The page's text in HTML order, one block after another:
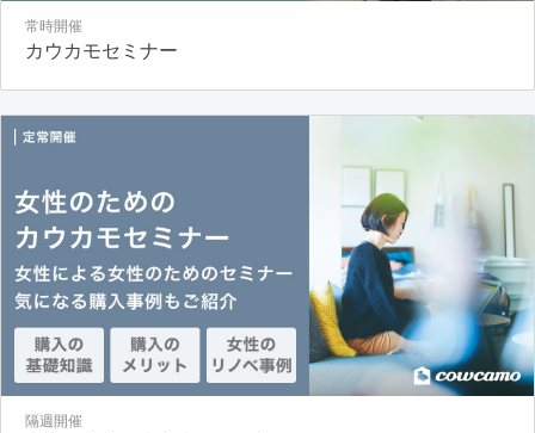
常時開催
カウカモセミナー
隔週開催